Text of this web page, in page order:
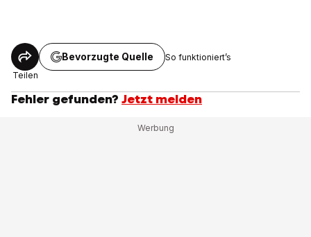
Teilen
Bevorzugte Quelle So funktioniert’s
Fehler gefunden? Jetzt melden